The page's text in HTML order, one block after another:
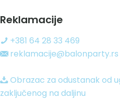
Reklamacije
+381 64 28 33 469
reklamacije@balonparty.rs
Obrazac za odustanak od
zaključenog na daljinu